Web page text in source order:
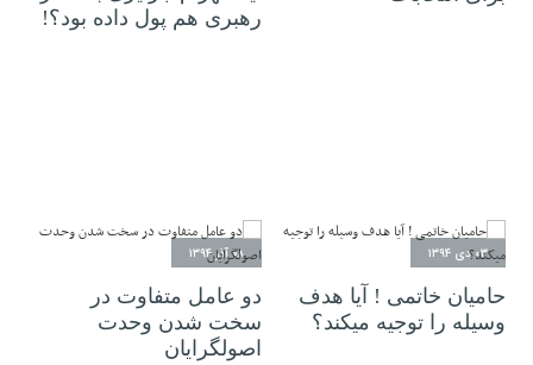
رهبری هم پول داده بود؟!
۰۳ دی ۱۳۹۴
حامیان خاتمی ! آیا هدف
وسیله را توجیه میکند؟
۰۸ آذر ۱۳۹۴
دو عامل متفاوت در
سخت شدن وحدت
اصولگرایان